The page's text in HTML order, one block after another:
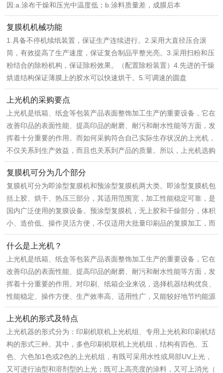
因:a.涂布干燥和压光中温度低；b.涂料质量差，成膜后本
复膜机机械功能
1.具备不停机续纸装置，保证生产连续进行。2.采用大直径压合滚
筒，有效提高了生产速度，保证复合制品平整光亮。3.采用扫粉和压
粉结合的除粉机构，保证除粉效果。（配置除粉装置）4.先进的干燥
烘道结构保证薄膜上的胶水可以快速烘干。5.可调速的圆盘
上光机的采购要点
上光机是纸箱、纸盒等包装产品表面整饰加工生产的重要设备，它在
改善印品的表面性能、提高印品的耐磨、耐污和耐水性能等方面，发
挥着十分重要的作用。而如何采购符合自己实际生存状况的上光机，
不仅关系到生产效益，而且也关系到产品的质量。所以，上光机选购
复膜机可分为几个部分
复膜机可分为即涂型复膜机和预涂型复膜机两大类。即涂型复膜机包
括上胶、烘干、热压三部分，其适用范围宽，加工性能稳定可靠，是
国内广泛使用的复膜设备。预涂型复膜机，无上胶和干燥部分，体积
小、造价低、操作灵活方便，不仅适用大批量印刷品的复膜加工，而
什么是上光机？
上光机是纸箱、纸盒等包装产品表面整饰加工生产的重要设备，它在
改善印品的表面性能、提高印品的耐磨、耐污和耐水性能等方面，发
挥着十分重要的作用。对印刷、纸箱企业来说，选择机器结构优良、
性能稳定、操作方便、生产效率高、适用性广，又能较好地节约能源
上光机的形式及特点
上光机器的形式分为：印刷机联机上光机组、专用上光机和印刷机结
构的形式三种。其中，多色印刷机联机上光机组，结构有四色、五
色、六色加1色或2色的上光机组，有既可采用水性或局部UV上光，
又可进行油型和溶剂型的上光；既可上高亮度的涂料，又可上消光（